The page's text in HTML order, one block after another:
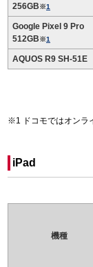
256GB※1
Google Pixel 9 Pro
512GB※1
AQUOS R9 SH-51E
ドコモではオンラ
iPad
機種